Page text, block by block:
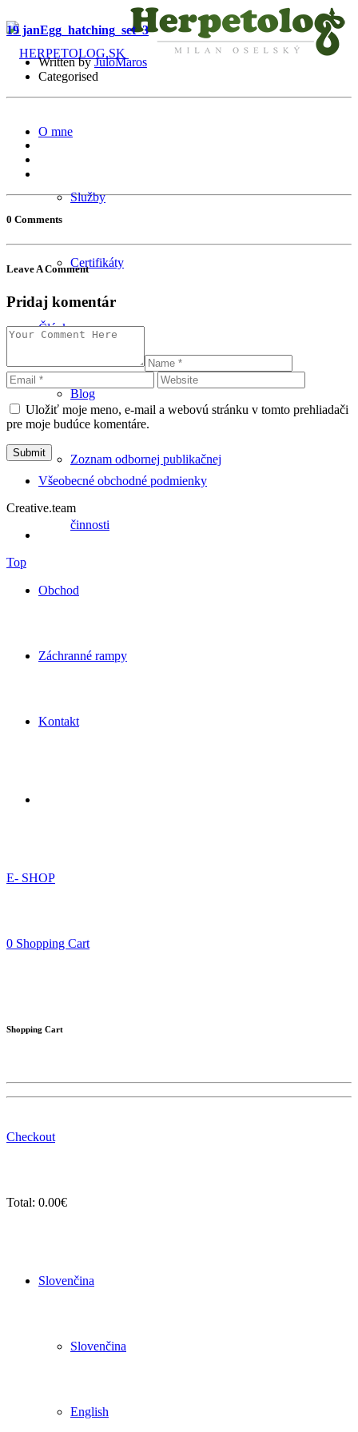
O mne
Služby
Certifikáty
Články
Blog
Zoznam odbornej publikačnej
činnosti
Obchod
Záchranné rampy
Kontakt
E- SHOP
0 Shopping Cart
Shopping Cart
Checkout
Total: 0.00€
Slovenčina
Slovenčina
English
19 janEgg_hatching_set_3
Written byJuloMaros
Categorised
0 Comments
Leave A Comment
Pridaj komentár
Uložiť moje meno, e-mail a webovú stránku v tomto prehliadači
pre moje budúce komentáre.
Všeobecné obchodné podmienky
Creative.team
Top